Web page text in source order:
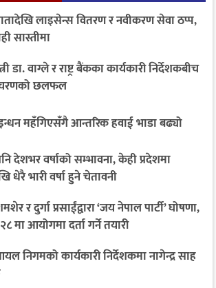
लाइसेन्स वितरण र नवीकरण सेवा ठप्प,
सास्तीमा
डा. वाग्ले र राष्ट्र बैंकका कार्यकारी निर्देशकबीच
चरणको छलफल
महँगिएसँगै आन्तरिक हवाई भाडा बढ्यो
देशभर वर्षाको सम्भावना, केही प्रदेशमा
धेरै भारी वर्षा हुने चेतावनी
र दुर्गा प्रसाईंद्वारा ‘जय नेपाल पार्टी’ घोषणा,
मा आयोगमा दर्ता गर्ने तयारी
निगमको कार्यकारी निर्देशकमा नागेन्द्र साह